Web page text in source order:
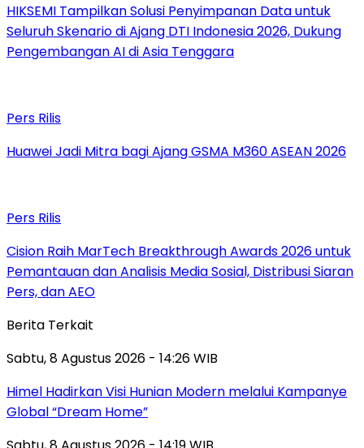
HIKSEMI Tampilkan Solusi Penyimpanan Data untuk
Seluruh Skenario di Ajang DTI Indonesia 2026, Dukung
Pengembangan AI di Asia Tenggara
Pers Rilis
Huawei Jadi Mitra bagi Ajang GSMA M360 ASEAN 2026
Pers Rilis
Cision Raih MarTech Breakthrough Awards 2026 untuk
Pemantauan dan Analisis Media Sosial, Distribusi Siaran
Pers, dan AEO
Berita Terkait
Sabtu, 8 Agustus 2026 - 14:26 WIB
Himel Hadirkan Visi Hunian Modern melalui Kampanye
Global “Dream Home”